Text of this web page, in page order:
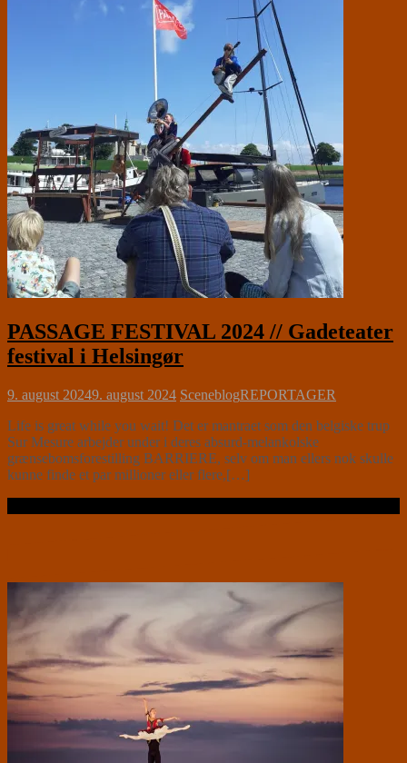
PASSAGE FESTIVAL 2024 // Gadeteater
festival i Helsingør
9. august 20249. august 2024 SceneblogREPORTAGER
Life is great while you wait! Det er mantraet som den belgiske trup
Sur Mesure arbejder under i deres absurd-melankolske
grænsebomsforestilling BARRIERE, selv om man ellers nok skulle
kunne finde et par millioner eller flere,[…]